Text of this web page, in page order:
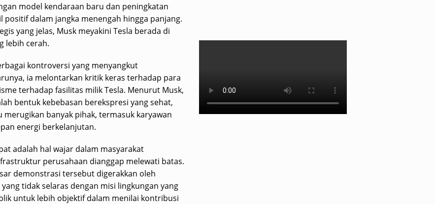
model kendaraan baru dan peningkatan
dalam jangka menengah hingga panjang.
yang jelas, Musk meyakini Tesla berada di
lebih cerah.
kontroversi yang menyangkut
ia melontarkan kritik keras terhadap para
terhadap fasilitas milik Tesla. Menurut Musk,
bentuk kebebasan berekspresi yang sehat,
banyak pihak, termasuk karyawan
energi berkelanjutan.
adalah hal wajar dalam masyarakat
perusahaan dianggap melewati batas.
demonstrasi tersebut digerakkan oleh
tidak selaras dengan misi lingkungan yang
untuk lebih objektif dalam menilai kontribusi